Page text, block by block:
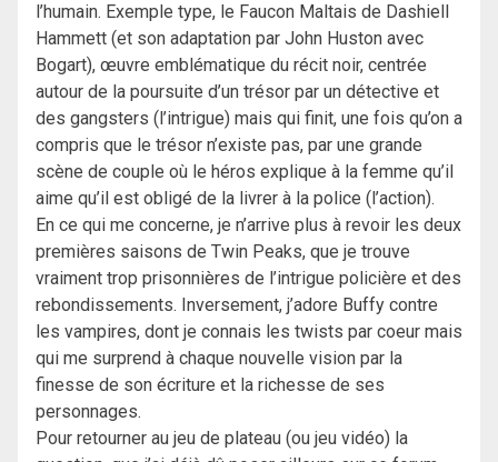
l’humain. Exemple type, le Faucon Maltais de Dashiell
Hammett (et son adaptation par John Huston avec
Bogart), œuvre emblématique du récit noir, centrée
autour de la poursuite d’un trésor par un détective et
des gangsters (l’intrigue) mais qui finit, une fois qu’on a
compris que le trésor n’existe pas, par une grande
scène de couple où le héros explique à la femme qu’il
aime qu’il est obligé de la livrer à la police (l’action).
En ce qui me concerne, je n’arrive plus à revoir les deux
premières saisons de Twin Peaks, que je trouve
vraiment trop prisonnières de l’intrigue policière et des
rebondissements. Inversement, j’adore Buffy contre
les vampires, dont je connais les twists par coeur mais
qui me surprend à chaque nouvelle vision par la
finesse de son écriture et la richesse de ses
personnages.
Pour retourner au jeu de plateau (ou jeu vidéo) la